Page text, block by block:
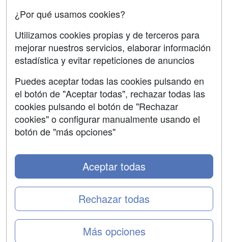
Copyleft
Grupo formazion:
Copyright 2000-2026 Formazion Web, S.L. - Calle
Fermín Caballero, 62 - 28034 Madrid Tel: 91 533 70 78
¿Por qué usamos cookies?
Utilizamos cookies propias y de terceros para
mejorar nuestros servicios, elaborar información
estadística y evitar repeticiones de anuncios
Puedes aceptar todas las cookies pulsando en
el botón de "Aceptar todas", rechazar todas las
cookies pulsando el botón de "Rechazar
cookies" o configurar manualmente usando el
botón de "más opciones"
Más opciones
Rechazar todas
Aceptar todas